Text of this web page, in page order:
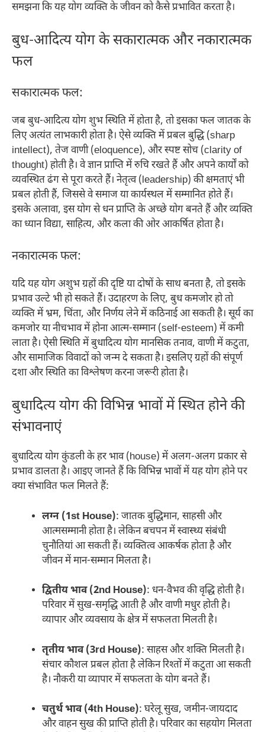
समझना कि यह योग व्यक्ति के जीवन को कैसे प्रभावित करता है।
बुध-आदित्य योग के सकारात्मक और नकारात्मक
फल
सकारात्मक फल:
जब बुध-आदित्य योग शुभ स्थिति में होता है, तो इसका फल जातक के
लिए अत्यंत लाभकारी होता है। ऐसे व्यक्ति में प्रबल बुद्धि (sharp
intellect), तेज वाणी (eloquence), और स्पष्ट सोच (clarity of
thought) होती है। वे ज्ञान प्राप्ति में रुचि रखते हैं और अपने कार्यों को
व्यवस्थित ढंग से पूरा करते हैं। नेतृत्व (leadership) की क्षमताएं भी
प्रबल होती हैं, जिससे वे समाज या कार्यस्थल में सम्मानित होते हैं।
इसके अलावा, इस योग से धन प्राप्ति के अच्छे योग बनते हैं और व्यक्ति
का ध्यान विद्या, साहित्य, और कला की ओर आकर्षित होता है।
नकारात्मक फल:
यदि यह योग अशुभ ग्रहों की दृष्टि या दोषों के साथ बनता है, तो इसके
प्रभाव उल्टे भी हो सकते हैं। उदाहरण के लिए, बुध कमजोर हो तो
व्यक्ति में भ्रम, चिंता, और निर्णय लेने में कठिनाई आ सकती है। सूर्य का
कमजोर या नीचभाव में होना आत्म-सम्मान (self-esteem) में कमी
लाता है। ऐसी स्थिति में बुधादित्य योग मानसिक तनाव, वाणी में कटुता,
और सामाजिक विवादों को जन्म दे सकता है। इसलिए ग्रहों की संपूर्ण
दशा और स्थिति का विश्लेषण करना जरूरी होता है।
बुधादित्य योग की विभिन्न भावों में स्थित होने की
संभावनाएं
बुधादित्य योग कुंडली के हर भाव (house) में अलग-अलग प्रकार से
प्रभाव डालता है। आइए जानते हैं कि विभिन्न भावों में यह योग होने पर
क्या संभावित फल मिलते हैं:
लग्न (1st House): जातक बुद्धिमान, साहसी और
आत्मसम्मानी होता है। लेकिन बचपन में स्वास्थ्य संबंधी
चुनौतियां आ सकती हैं। व्यक्तित्व आकर्षक होता है और
जीवन में मान-सम्मान मिलता है।
द्वितीय भाव (2nd House): धन-वैभव की वृद्धि होती है।
परिवार में सुख-समृद्धि आती है और वाणी मधुर होती है।
व्यापार और व्यवसाय के क्षेत्र में सफलता मिलती है।
तृतीय भाव (3rd House): साहस और शक्ति मिलती है।
संचार कौशल प्रबल होता है लेकिन रिश्तों में कटुता आ सकती
है। नौकरी या व्यापार में सफलता के योग बनते हैं।
चतुर्थ भाव (4th House): घरेलू सुख, जमीन-जायदाद
और वाहन सुख की प्राप्ति होती है। परिवार का सहयोग मिलता